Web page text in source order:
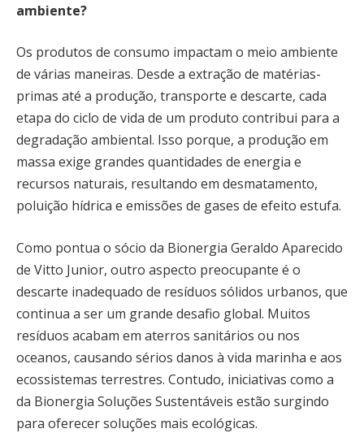
ambiente?
Os produtos de consumo impactam o meio ambiente
de várias maneiras. Desde a extração de matérias-
primas até a produção, transporte e descarte, cada
etapa do ciclo de vida de um produto contribui para a
degradação ambiental. Isso porque, a produção em
massa exige grandes quantidades de energia e
recursos naturais, resultando em desmatamento,
poluição hídrica e emissões de gases de efeito estufa.
Como pontua o sócio da Bionergia Geraldo Aparecido
de Vitto Junior, outro aspecto preocupante é o
descarte inadequado de resíduos sólidos urbanos, que
continua a ser um grande desafio global. Muitos
resíduos acabam em aterros sanitários ou nos
oceanos, causando sérios danos à vida marinha e aos
ecossistemas terrestres. Contudo, iniciativas como a
da Bionergia Soluções Sustentáveis estão surgindo
para oferecer soluções mais ecológicas.